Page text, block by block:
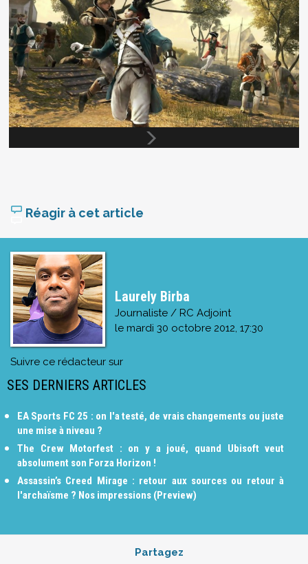
Réagir à cet article
Laurely Birba
Journaliste / RC Adjoint
le mardi 30 octobre 2012, 17:30
Suivre ce rédacteur sur
SES DERNIERS ARTICLES
EA Sports FC 25 : on l'a testé, de vrais changements ou juste
une mise à niveau ?
The Crew Motorfest : on y a joué, quand Ubisoft veut
absolument son Forza Horizon !
Assassin’s Creed Mirage : retour aux sources ou retour à
l'archaïsme ? Nos impressions (Preview)
Partagez